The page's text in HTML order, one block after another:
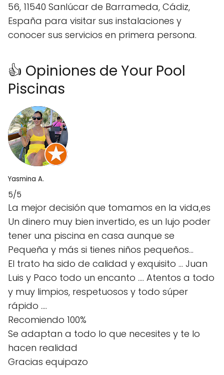
56, 11540 Sanlúcar de Barrameda, Cádiz,
España para visitar sus instalaciones y
conocer sus servicios en primera persona.
👍 Opiniones de Your Pool
Piscinas
Yasmina A.
5/5
La mejor decisión que tomamos en la vida,es
Un dinero muy bien invertido, es un lujo poder
tener una piscina en casa aunque se
Pequeña y más si tienes niños pequeños…
El trato ha sido de calidad y exquisito … Juan
Luis y Paco todo un encanto …. Atentos a todo
y muy limpios, respetuosos y todo súper
rápido ….
Recomiendo 100%
Se adaptan a todo lo que necesites y te lo
hacen realidad
Gracias equipazo